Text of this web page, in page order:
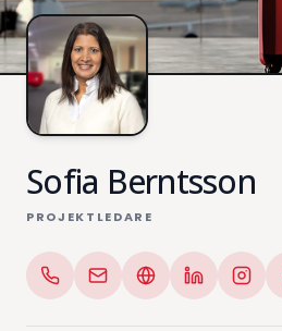
Sofia Berntsson
PROJEKTLEDARE